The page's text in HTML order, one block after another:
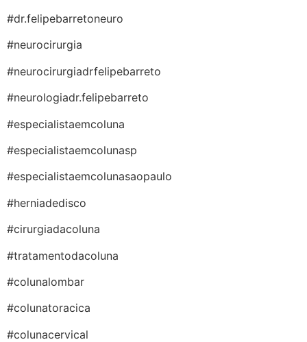
#dr.felipebarretoneuro
#neurocirurgia
#neurocirurgiadrfelipebarreto
#neurologiadr.felipebarreto
#especialistaemcoluna
#especialistaemcolunasp
#especialistaemcolunasaopaulo
#herniadedisco
#cirurgiadacoluna
#tratamentodacoluna
#colunalombar
#colunatoracica
#colunacervical